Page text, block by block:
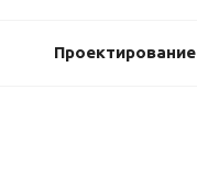
Проектирование